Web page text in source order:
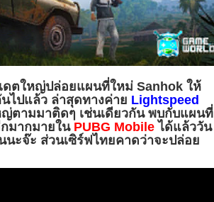
ดตใหญ่ปล่อยแผนที่ใหม่ Sanhok ให้
ไปแล้ว ล่าสุดทางค่าย Lightspeed
ตามมาติดๆ เช่นเดียวกัน พบกับแผนที่
มากมายใน PUBG Mobile ได้แล้ววัน
นะจ๊ะ ส่วนเซิร์ฟไทยคาดว่าจะปล่อย